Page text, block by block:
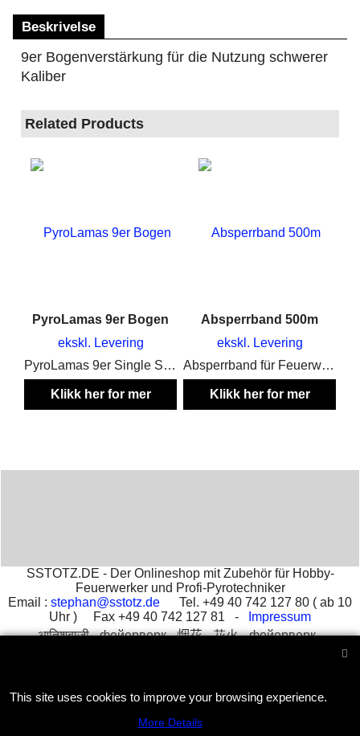
Beskrivelse
9er Bogenverstärkung für die Nutzung schwerer
Kaliber
Related Products
PyroLamas 9er Bogen
ekskl. Levering
PyroLamas 9er Single Shot Bogen für Kometen, Feuertöpfe, Mines unt Pots
Klikk her for mer
Absperrband 500m
ekskl. Levering
Absperrband für Feuerwerk
Klikk her for mer
SSTOTZ.DE - Der Onlineshop mit Zubehör für Hobby-
Feuerwerker und Profi-Pyrotechniker
Email : stephan@sstotz.de Tel. +49 40 742 127 80 ( ab 10
Uhr ) Fax +49 40 742 127 81 -
Impressum
आतिशबाजी -фейерверк -烟花 -花火 -фойерверк -
fuegos
ShopFactory eCommerce
This site uses cookies to improve your browsing experience.
More Details